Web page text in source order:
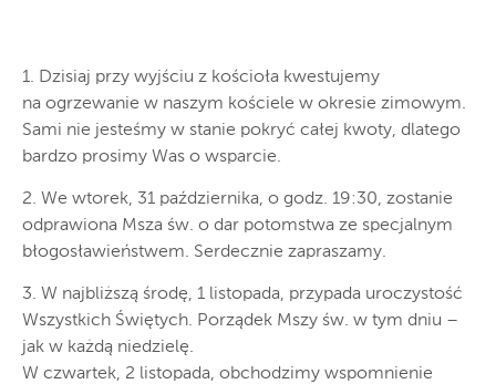
1. Dzisiaj przy wyjściu z kościoła kwestujemy
na ogrzewanie w naszym kościele w okresie zimowym.
Sami nie jesteśmy w stanie pokryć całej kwoty, dlatego
bardzo prosimy Was o wsparcie.
2. We wtorek, 31 października, o godz. 19:30, zostanie
odprawiona Msza św. o dar potomstwa ze specjalnym
błogosławieństwem. Serdecznie zapraszamy.
3. W najbliższą środę, 1 listopada, przypada uroczystość
Wszystkich Świętych. Porządek Mszy św. w tym dniu –
jak w każdą niedzielę.
W czwartek, 2 listopada, obchodzimy wspomnienie